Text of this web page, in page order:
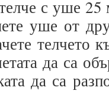
с уше
уше от
телчето
да са
да са